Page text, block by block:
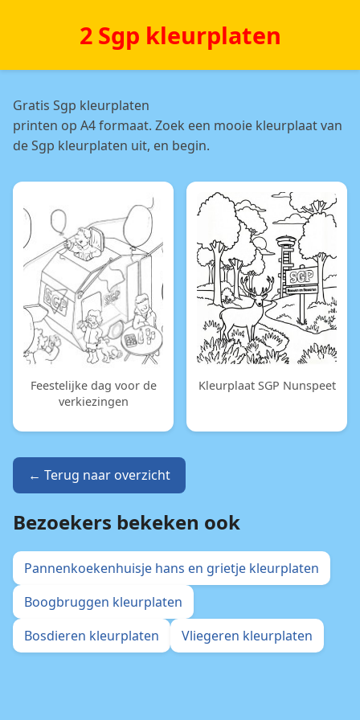
2 Sgp kleurplaten
Gratis Sgp kleurplaten
printen op A4 formaat. Zoek een mooie kleurplaat van
de Sgp kleurplaten uit, en begin.
Feestelijke dag voor de
verkiezingen
Kleurplaat SGP Nunspeet
← Terug naar overzicht
Bezoekers bekeken ook
Pannenkoekenhuisje hans en grietje kleurplaten
Boogbruggen kleurplaten
Bosdieren kleurplaten
Vliegeren kleurplaten